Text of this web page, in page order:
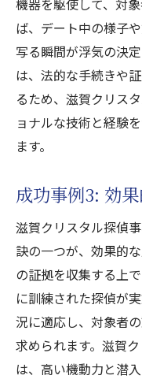
機器を駆使して、対
ば、デート中の様子
写る瞬間が浮気の決
は、法的な手続きや
るため、滋賀クリス
ョナルな技術と経験
ます。
成功事例3: 効
滋賀クリスタル探偵
訣の一つが、効果的
の証拠を収集する上
に訓練された探偵が
況に適応し、対象者
求められます。滋賀
は、高い機動力と潜